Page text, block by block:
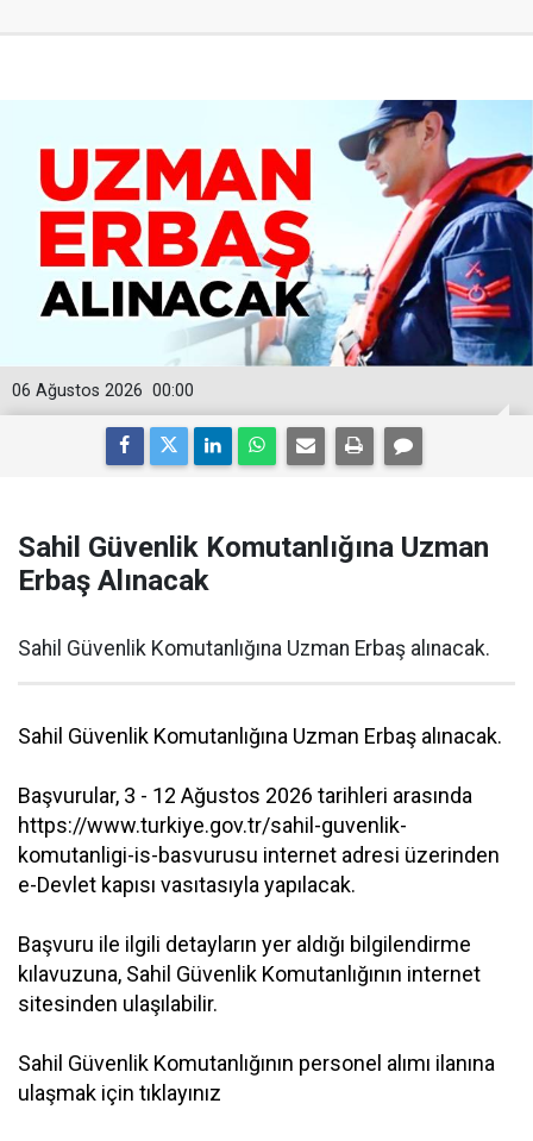
00:00
06 Ağustos 2026
Sahil Güvenlik Komutanlığına Uzman
Erbaş Alınacak
Sahil Güvenlik Komutanlığına Uzman Erbaş alınacak.
Sahil Güvenlik Komutanlığına Uzman Erbaş alınacak.
Başvurular, 3 - 12 Ağustos 2026 tarihleri arasında
https://www.turkiye.gov.tr/sahil-guvenlik-
komutanligi-is-basvurusu internet adresi üzerinden
e-Devlet kapısı vasıtasıyla yapılacak.
Başvuru ile ilgili detayların yer aldığı bilgilendirme
kılavuzuna, Sahil Güvenlik Komutanlığının internet
sitesinden ulaşılabilir.
Sahil Güvenlik Komutanlığının personel alımı ilanına
ulaşmak için tıklayınız